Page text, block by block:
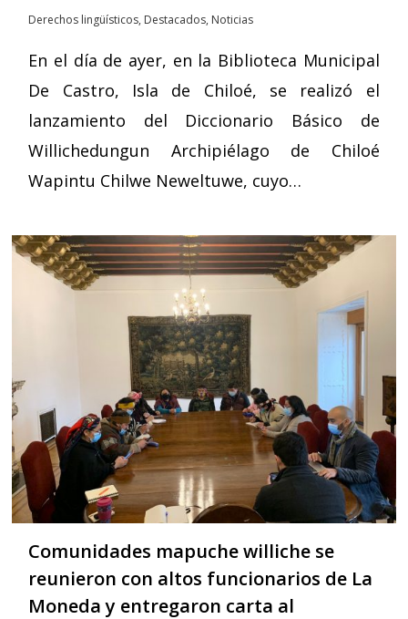
Derechos lingüísticos, Destacados, Noticias
En el día de ayer, en la Biblioteca Municipal
De Castro, Isla de Chiloé, se realizó el
lanzamiento del Diccionario Básico de
Willichedungun Archipiélago de Chiloé
Wapintu Chilwe Neweltuwe, cuyo…
Comunidades mapuche williche se
reunieron con altos funcionarios de La
Moneda y entregaron carta al